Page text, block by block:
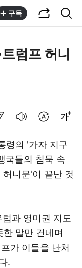
구독
럼프 허니
령의 '가자 지구
국들의 침묵 속
니문'이 끝난 것
과 영미권 지도
말만 건네며
가 이들을 난처
.